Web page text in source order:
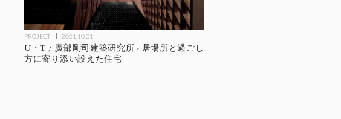
PROJECT 2021.10.01
U・T / 廣部剛司建築研究所 - 居場所と過ごし
方に寄り添い設えた住宅